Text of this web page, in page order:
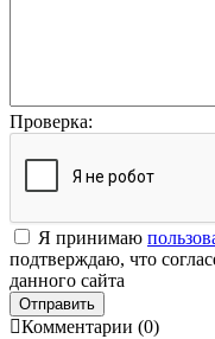
Проверка:
Я принимаю
подтверждаю, что
данного сайта
Отправить
Комментарии (0)